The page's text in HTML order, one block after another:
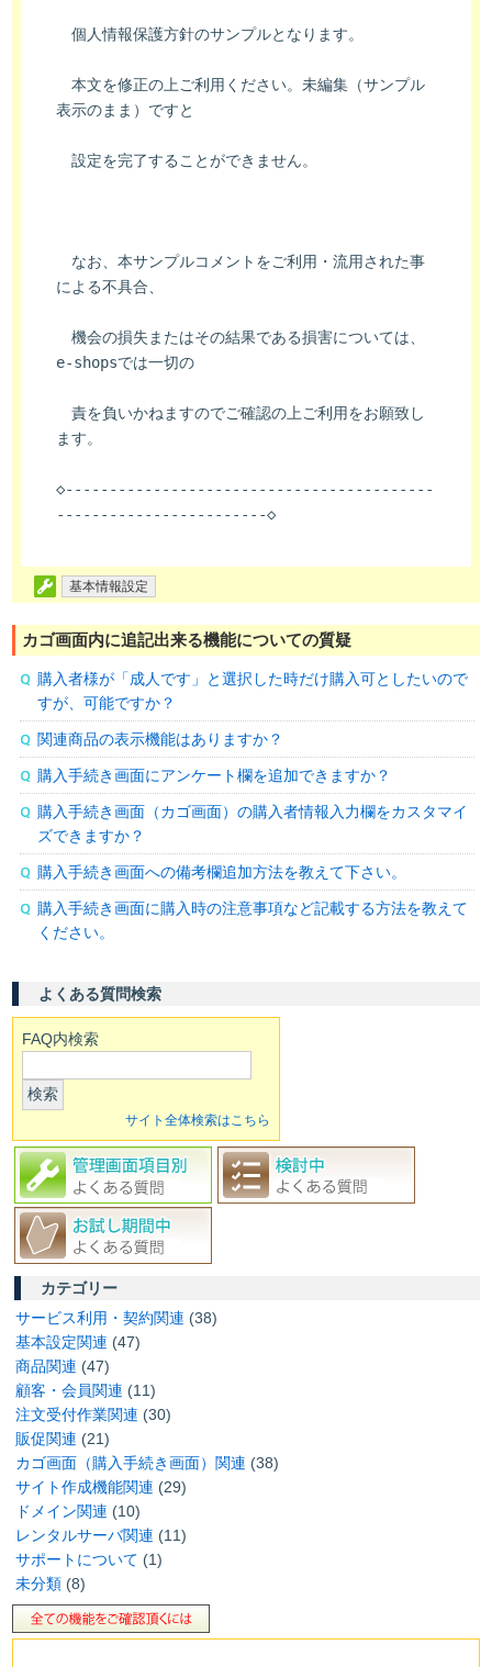
個人情報保護方針のサンプルとなります。
本文を修正の上ご利用ください。未編集（サンプル
表示のまま）ですと
設定を完了することができません。
なお、本サンプルコメントをご利用・流用された事
による不具合、
機会の損失またはその結果である損害については、
e-shopsでは一切の
責を負いかねますのでご確認の上ご利用をお願致し
ます。
◇------------------------------------------
------------------------◇
基本情報設定
カゴ画面内に追記出来る機能についての質疑
購入者様が「成人です」と選択した時だけ購入可としたいので
すが、可能ですか？
関連商品の表示機能はありますか？
購入手続き画面にアンケート欄を追加できますか？
購入手続き画面（カゴ画面）の購入者情報入力欄をカスタマイ
ズできますか？
購入手続き画面への備考欄追加方法を教えて下さい。
購入手続き画面に購入時の注意事項など記載する方法を教えて
ください。
よくある質問検索
FAQ内検索
検索
サイト全体検索はこちら
カテゴリー
サービス利用・契約関連 (38)
基本設定関連 (47)
商品関連 (47)
顧客・会員関連 (11)
注文受付作業関連 (30)
販促関連 (21)
カゴ画面（購入手続き画面）関連 (38)
サイト作成機能関連 (29)
ドメイン関連 (10)
レンタルサーバ関連 (11)
サポートについて (1)
未分類(8)